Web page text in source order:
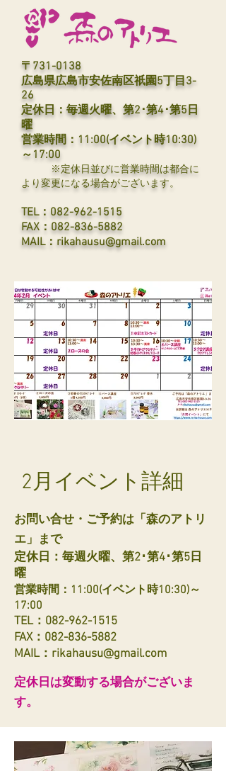
〒731-0138
広島県広島市安佐南区祇園5丁目3-
26
定休日：毎週火曜、第2･第4･第5日
曜
営業時間：11:00(イベント時10:30)
～17:00
※定休日並びに営業時間は都合に
より変更になる場合がございます。
TEL：082-962-1515
FAX：082-836-5882
​​MAIL： rikahausu@gmail.com
2月 イベント詳細
お問い合せ・ご予約は 「森のアトリ
エ」まで
定休日：毎週火曜、第2･第4･第5日
曜
営業時間：11:00(イベント時10:30)～
17:00
TEL：082-962-1515
FAX：082-836-5882
​​MAIL： rikahausu@gmail.com
定休日は変動する場合がございま
す。